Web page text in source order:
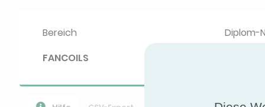
Bereich
FANCOILS
Diplom-